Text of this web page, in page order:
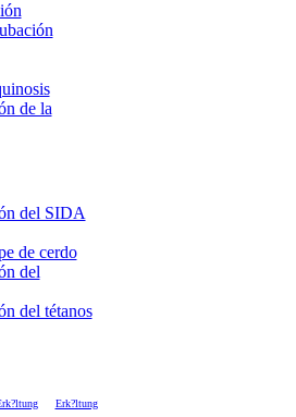
de la
del SIDA
de cerdo
del
del tétanos
Erk?ltung